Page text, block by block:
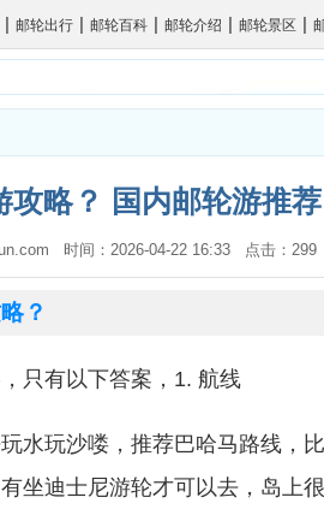
| 邮轮出行 | 邮轮百科 | 邮轮介绍 | 邮轮景区 |
攻略？ 国内邮轮游推
时间：2026-04-22 16:33 点击：
？
只有以下答案，1. 航线
水玩沙喽，推荐巴哈马路线，
坐迪士尼游轮才可以去，岛上